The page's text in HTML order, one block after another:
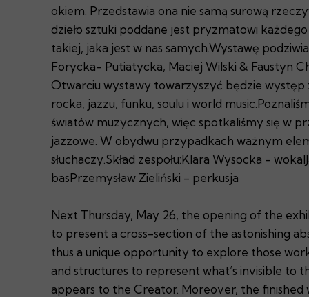
okiem. Przedstawia ona nie samą surową
dzieło sztuki poddane jest pryzmatowi
takiej, jaka jest w nas samych.Wystawę
Forycka- Putiatycka, Maciej Wilski & Faustyn
Otwarciu wystawy towarzyszyć będzie występ
rocka, jazzu, funku, soulu i world
światów muzycznych, więc spotkaliśmy się w
jazzowe. W obydwu przypadkach ważnym
słuchaczy.Skład zespołu:Klara Wysocka -
basPrzemysław Zieliński - perkusja
Next Thursday, May 26, the opening of the
to present a cross-section of the astonishing
thus a unique opportunity to explore those
and structures to represent what’s invisible to
appears to the Creator. Moreover, the